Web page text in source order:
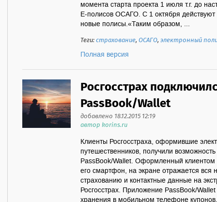
момента старта проекта 1 июля т.г. до
Е-полисов ОСАГО. С 1 октября
новые полисы.«Таким образом, ...
Теги:страхование,ОСАГО,электронный
Полная версия
Росгосстрах
PassBook/Wallet
добавлено 18.12.2015 12:19
автор korins.ru
Клиенты Росгосстраха, оформившие
путешественников, получили
PassBook/Wallet. Оформленный клиентом
его смартфон, на экране отражается
страхованию и контактные данные на
Росгосстрах. Приложение PassBook/
хранения в мобильном телефоне